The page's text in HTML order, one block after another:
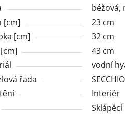
béžová,
[cm]
23 cm
[cm]
32 cm
43 cm
vodní
řada
SECCHIO
Interiér
Sklápěcí